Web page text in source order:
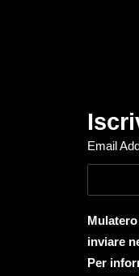
Email
inviare
Per